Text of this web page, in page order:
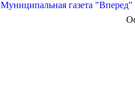
Муниципальная газета "Вперед"